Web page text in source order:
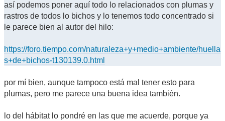
así podemos poner aquí todo lo relacionados con plumas y
rastros de todos lo bichos y lo tenemos todo concentrado si
le parece bien al autor del hilo:
https://foro.tiempo.com/naturaleza+y+medio+ambiente/huella
s+de+bichos-t130139.0.html
por mí bien, aunque tampoco está mal tener esto para
plumas, pero me parece una buena idea también.
lo del hábitat lo pondré en las que me acuerde, porque ya